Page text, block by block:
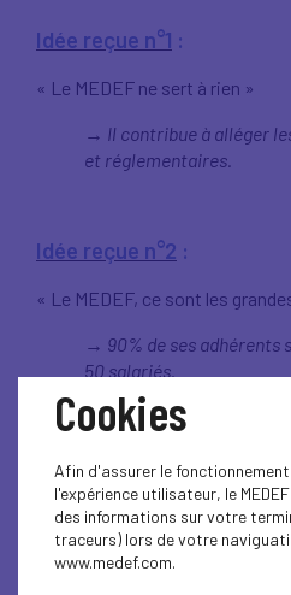
Idée reçue n°1 :
« Le MEDEF ne sert à rien »
→ Il contribue à alléger
et réglementaires.
Idée reçue n°2 :
« Le MEDEF, ce sont les
→ 90% de ses adhérents
50 salariés.
Idée reçue n°3 :
« Le MEDEF est loin des
→ 148 MEDEF
Cookies
Afin d'assurer le
l'expérience utilisateur, le
des informations sur votre
traceurs) lors de votre
www.medef.com.